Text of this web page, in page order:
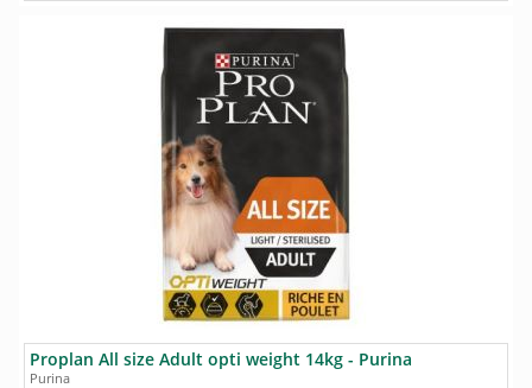
Proplan All size Adult opti weight 14kg - Purina
Purina